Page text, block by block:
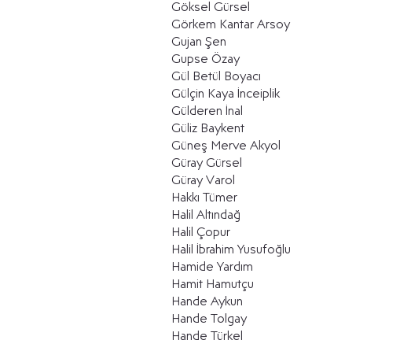
Göksel Gürsel
Görkem Kantar Arsoy
Gujan Şen
Gupse Özay
Gül Betül Boyacı
Gülçin Kaya İnceiplik
Gülderen İnal
Güliz Baykent
Güneş Merve Akyol
Güray Gürsel
Güray Varol
Hakkı Tümer
Halil Altındağ
Halil Çopur
​Halil İbrahim Yusufoğlu
Hamide Yardım
Hamit Hamutçu
Hande Aykun
Hande Tolgay
Hande Türkel